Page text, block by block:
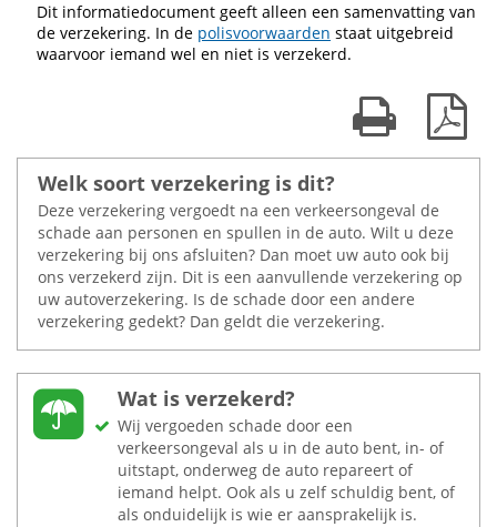
Dit informatiedocument geeft alleen een samenvatting van
de verzekering. In de polisvoorwaarden staat uitgebreid
waarvoor iemand wel en niet is verzekerd.
Print kaart
Welk soort verzekering is dit?
Deze verzekering vergoedt na een verkeersongeval de
schade aan personen en spullen in de auto. Wilt u deze
verzekering bij ons afsluiten? Dan moet uw auto ook bij
ons verzekerd zijn. Dit is een aanvullende verzekering op
uw autoverzekering. Is de schade door een andere
verzekering gedekt? Dan geldt die verzekering.
Wat is verzekerd?
Wij vergoeden schade door een
verkeersongeval als u in de auto bent, in- of
uitstapt, onderweg de auto repareert of
iemand helpt. Ook als u zelf schuldig bent, of
als onduidelijk is wie er aansprakelijk is.